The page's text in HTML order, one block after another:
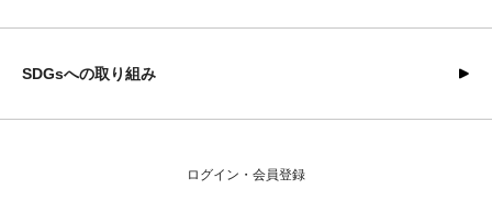
SDGsへの取り組み
ログイン・会員登録